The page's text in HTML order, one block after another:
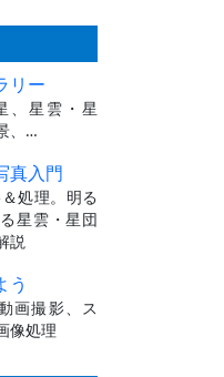
リー
、星雲・星
、…
真入門
処理。明る
星雲・星団
説
う
画撮影、ス
像処理